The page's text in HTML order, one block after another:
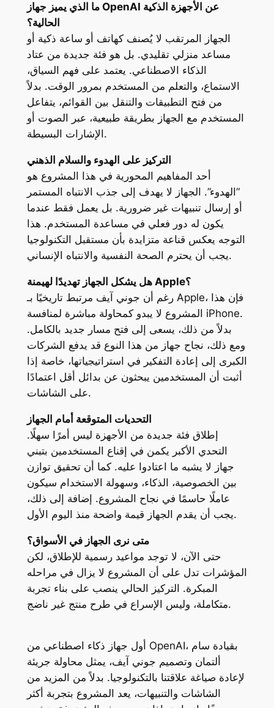
ما الذي يميز جهاز OpenAI عن الأجهزة الذكية
الحالية؟
الجهاز المرتقب لا يُصنف كهاتف أو ساعة ذكية أو
مساعد منزلي تقليدي. بل هو فئة جديدة من عتاد
الذكاء الاصطناعي. يعتمد على فهم السياق،
الاستماع، والتعلم من المستخدم بمرور الوقت. بدلاً
من فتح التطبيقات والتنقل بين القوائم، يتفاعل
المستخدم مع الجهاز بطريقة طبيعية، عبر الصوت أو
الإشارات البسيطة.
التركيز على الهدوء والسلام الذهني
أحد المفاهيم المحورية في هذا المشروع هو
“الهدوء”. الجهاز لا يهدف إلى جذب الانتباه المستمر
أو إرسال تنبيهات غير ضرورية. بل يعمل فقط عندما
يكون له دور فعلي في مساعدة المستخدم. هذا
التوجه يعكس قناعة متزايدة بأن مستقبل التكنولوجيا
يجب أن يحترم الصحة النفسية والانتباه الإنساني.
هل يشكل الجهاز تهديدًا لهيمنة Apple؟
رغم أن جوني آيف مرتبط تاريخيًا بـ Apple، فإن هذا
المشروع لا يبدو كمحاولة مباشرة لمنافسة iPhone.
بدلاً من ذلك، يسعى إلى فتح مسار جديد بالكامل.
ومع ذلك، نجاح جهاز من هذا النوع قد يدفع الشركات
الكبرى إلى إعادة التفكير في استراتيجياتها، خاصة إذا
أثبت أن المستخدمين يبحثون عن بدائل أقل اعتمادًا
على الشاشات.
التحديات المتوقعة أمام الجهاز
إطلاق فئة جديدة من الأجهزة ليس أمرًا سهلًا.
التحدي الأكبر يكمن في إقناع المستخدمين بتبني
جهاز لا يشبه ما اعتادوا عليه. كما أن تحقيق توازن
بين الخصوصية، الذكاء، وسهولة الاستخدام سيكون
عاملًا حاسمًا في نجاح المشروع. إضافة إلى ذلك،
يجب أن يقدم الجهاز قيمة واضحة منذ اليوم الأول.
متى نرى الجهاز في الأسواق؟
حتى الآن، لا توجد مواعيد رسمية للإطلاق، لكن
المؤشرات تدل على أن المشروع لا يزال في مراحله
المبكرة. التركيز الحالي ينصب على بناء تجربة
متكاملة، وليس الإسراع في طرح منتج غير ناضج.
أول جهاز ذكاء اصطناعي من OpenAI، بقيادة سام
ألتمان وتصميم جوني آيف، يمثل محاولة جريئة
لإعادة صياغة علاقتنا بالتكنولوجيا. بدلاً من المزيد من
الشاشات والتنبيهات، يعد المشروع بتجربة أكثر